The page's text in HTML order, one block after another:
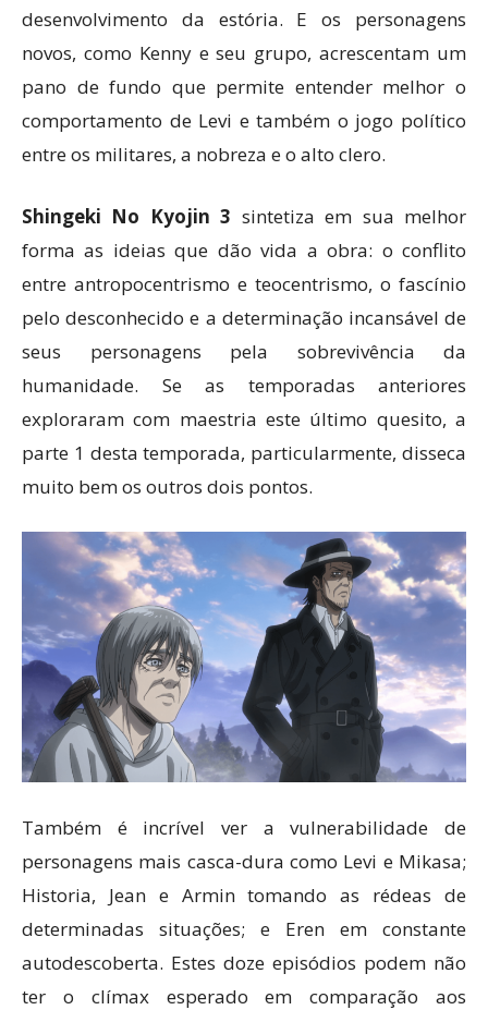
desenvolvimento da estória. E os personagens
novos, como Kenny e seu grupo, acrescentam um
pano de fundo que permite entender melhor o
comportamento de Levi e também o jogo político
entre os militares, a nobreza e o alto clero.
Shingeki No Kyojin 3 sintetiza em sua melhor
forma as ideias que dão vida a obra: o conflito
entre antropocentrismo e teocentrismo, o fascínio
pelo desconhecido e a determinação incansável de
seus personagens pela sobrevivência da
humanidade. Se as temporadas anteriores
exploraram com maestria este último quesito, a
parte 1 desta temporada, particularmente, disseca
muito bem os outros dois pontos.
Também é incrível ver a vulnerabilidade de
personagens mais casca-dura como Levi e Mikasa;
Historia, Jean e Armin tomando as rédeas de
determinadas situações; e Eren em constante
autodescoberta. Estes doze episódios podem não
ter o clímax esperado em comparação aos